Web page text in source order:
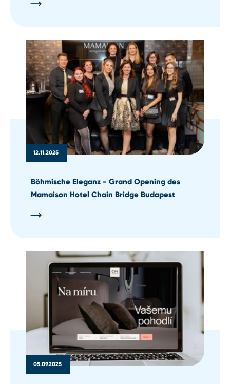
12.11.2025
Böhmische Eleganz - Grand Opening des
Mamaison Hotel Chain Bridge Budapest
05.09.2025